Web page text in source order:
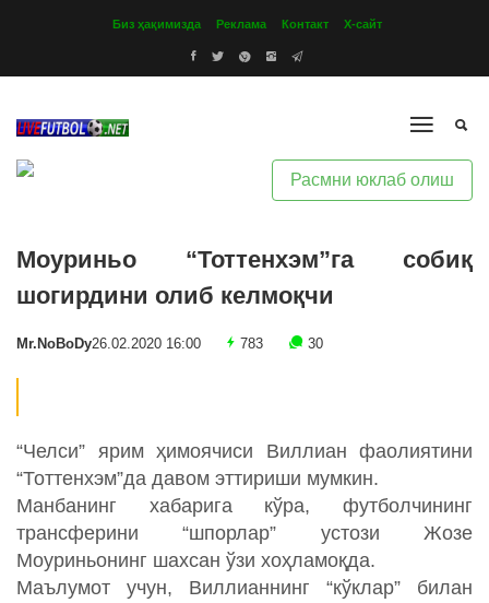
Биз ҳақимизда Реклама Контакт Х-сайт
Расмни юклаб олиш
Моуриньо “Тоттенхэм”га собиқ
шогирдини олиб келмоқчи
Mr.NoBoDy26.02.2020 16:00 783 30
“Челси” ярим ҳимоячиси Виллиан фаолиятини
“Тоттенхэм”да давом эттириши мумкин.
Манбанинг хабарига кўра, футболчининг
трансферини “шпорлар” устози Жозе
Моуриньонинг шахсан ўзи хоҳламоқда.
Маълумот учун, Виллианнинг “кўклар” билан